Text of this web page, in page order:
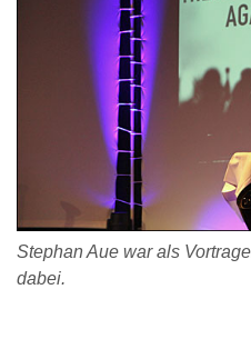
Stephan Aue war als
dabei.